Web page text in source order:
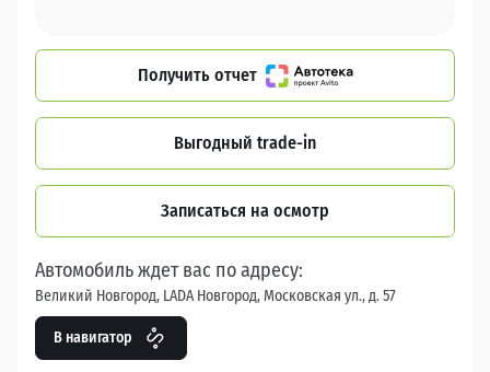
Получить отчет
Выгодный trade-in
Записаться на осмотр
Автомобиль ждет вас по адресу:
Великий Новгород, LADA Новгород, Московская ул., д. 57
В навигатор